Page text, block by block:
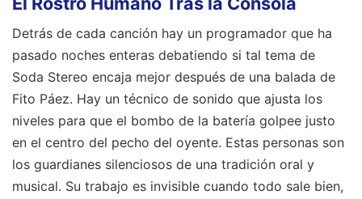
Detrás de cada canción hay un programador que ha
pasado noches enteras debatiendo si tal tema de
Soda Stereo encaja mejor después de una balada de
Fito Páez. Hay un técnico de sonido que ajusta los
niveles para que el bombo de la batería golpee justo
en el centro del pecho del oyente. Estas personas son
los guardianes silenciosos de una tradición oral y
musical. Su trabajo es invisible cuando todo sale bien,